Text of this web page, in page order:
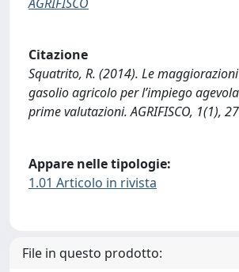
Citazione
Squatrito, R. (2014). Le
gasolio agricolo per l’impiego
prime valutazioni. AGRIFISCO, 1(1),
Appare nelle tipologie:
1.01 Articolo in rivista
File in questo prodotto: